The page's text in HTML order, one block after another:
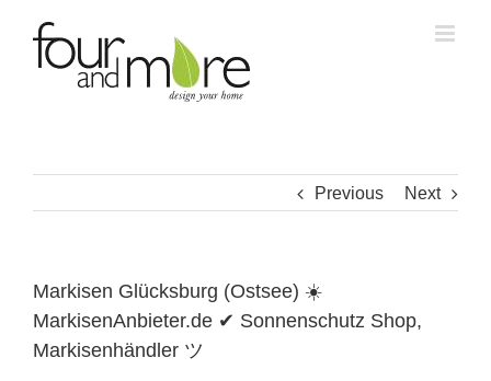
content
Previous Next
Markisen Glücksburg (Ostsee) ☀️
MarkisenAnbieter.de ✔ Sonnenschutz Shop,
Markisenhändler ツ